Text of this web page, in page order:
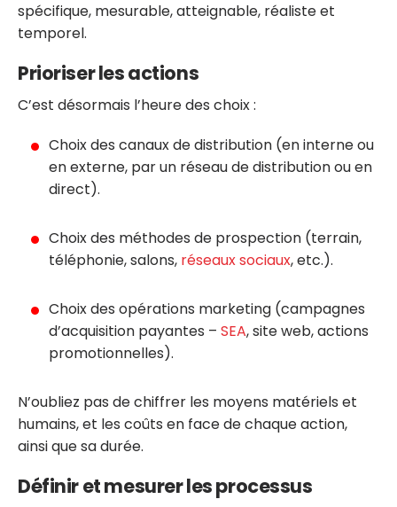
spécifique, mesurable, atteignable, réaliste et
temporel.
Prioriser les actions
C’est désormais l’heure des choix :
Choix des canaux de distribution (en interne ou
en externe, par un réseau de distribution ou en
direct).
Choix des méthodes de prospection (terrain,
téléphonie, salons, réseaux sociaux, etc.).
Choix des opérations marketing (campagnes
d’acquisition payantes – SEA, site web, actions
promotionnelles).
N’oubliez pas de chiffrer les moyens matériels et
humains, et les coûts en face de chaque action,
ainsi que sa durée.
Définir et mesurer les processus